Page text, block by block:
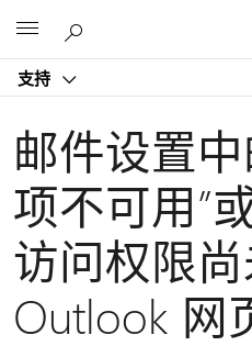
支持
邮件设置
项不可用”
访问权限尚
Outlook 网